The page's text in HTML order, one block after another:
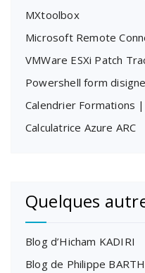
MXtoolbox
Microsoft Remote
VMWare ESXi Patch
Powershell form
Calendrier Formations
Calculatrice Azure ARC
Quelques
Blog d’Hicham KADIRI
Blog de Philippe BARTH